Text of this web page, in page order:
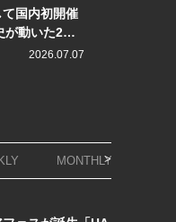
国内初開催
が動いた2日
2026.07.07
MONTHLY